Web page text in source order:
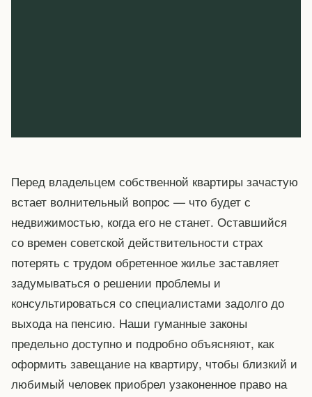
Перед владельцем собственной квартиры зачастую
встает волнительный вопрос — что будет с
недвижимостью, когда его не станет. Оставшийся
со времен советской действительности страх
потерять с трудом обретенное жилье заставляет
задумываться о решении проблемы и
консультироваться со специалистами задолго до
выхода на пенсию. Наши гуманные законы
предельно доступно и подробно объясняют, как
оформить завещание на квартиру, чтобы близкий и
любимый человек приобрел узаконенное право на